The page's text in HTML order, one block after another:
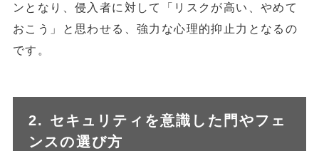
ンとなり、侵入者に対して「リスクが高い、やめて
おこう」と思わせる、強力な心理的抑止力となるの
です。
2. セキュリティを意識した門やフェ
ンスの選び方